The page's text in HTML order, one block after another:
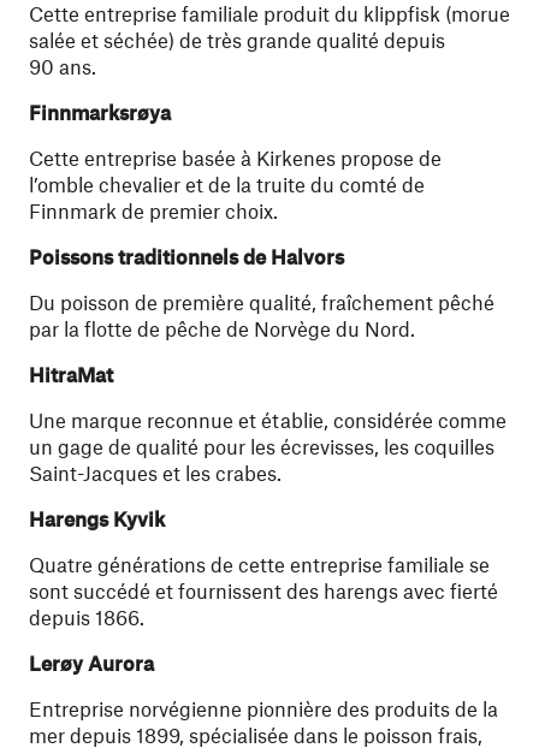
Cette entreprise familiale produit du klippfisk (morue
salée et séchée) de très grande qualité depuis
90 ans.
Finnmarksrøya
Cette entreprise basée à Kirkenes propose de
l’omble chevalier et de la truite du comté de
Finnmark de premier choix.
Poissons traditionnels de Halvors
Du poisson de première qualité, fraîchement pêché
par la flotte de pêche de Norvège du Nord.
HitraMat
Une marque reconnue et établie, considérée comme
un gage de qualité pour les écrevisses, les coquilles
Saint-Jacques et les crabes.
Harengs Kyvik
Quatre générations de cette entreprise familiale se
sont succédé et fournissent des harengs avec fierté
depuis 1866.
Lerøy Aurora
Entreprise norvégienne pionnière des produits de la
mer depuis 1899, spécialisée dans le poisson frais,